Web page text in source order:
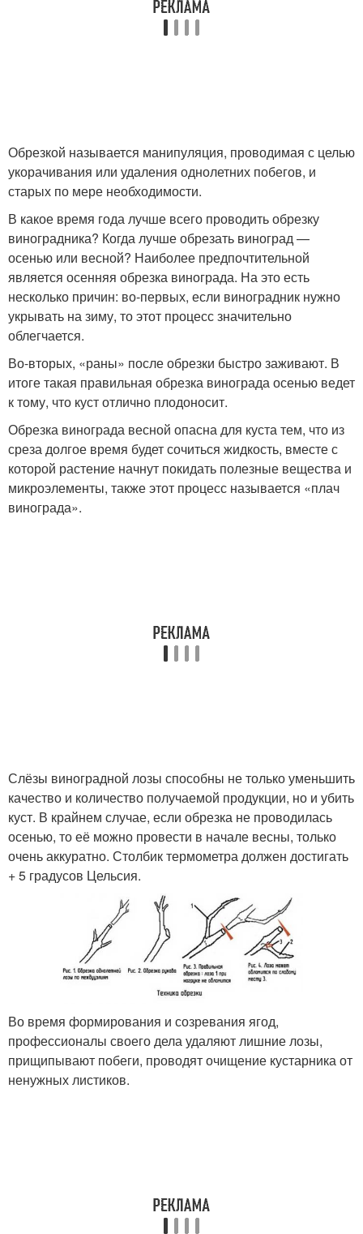
Обрезкой называется манипуляция, проводимая с целью
укорачивания или удаления однолетних побегов, и
старых по мере необходимости.
В какое время года лучше всего проводить обрезку
виноградника? Когда лучше обрезать виноград —
осенью или весной? Наиболее предпочтительной
является осенняя обрезка винограда. На это есть
несколько причин: во-первых, если виноградник нужно
укрывать на зиму, то этот процесс значительно
облегчается.
Во-вторых, «раны» после обрезки быстро заживают. В
итоге такая правильная обрезка винограда осенью ведет
к тому, что куст отлично плодоносит.
Обрезка винограда весной опасна для куста тем, что из
среза долгое время будет сочиться жидкость, вместе с
которой растение начнут покидать полезные вещества и
микроэлементы, также этот процесс называется «плач
винограда».
Слёзы виноградной лозы способны не только уменьшить
качество и количество получаемой продукции, но и убить
куст. В крайнем случае, если обрезка не проводилась
осенью, то её можно провести в начале весны, только
очень аккуратно. Столбик термометра должен достигать
+ 5 градусов Цельсия.
Во время формирования и созревания ягод,
профессионалы своего дела удаляют лишние лозы,
прищипывают побеги, проводят очищение кустарника от
ненужных листиков.